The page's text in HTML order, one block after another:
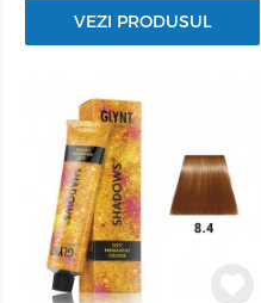
VEZI PRODUSUL